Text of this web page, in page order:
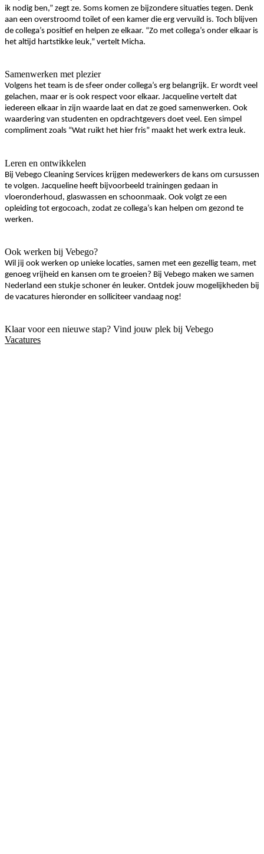
ik nodig ben,” zegt ze. Soms komen ze bijzondere situaties tegen. Denk
aan een overstroomd toilet of een kamer die erg vervuild is. Toch blijven
de collega’s positief en helpen ze elkaar. “Zo met collega’s onder elkaar is
het altijd hartstikke leuk,” vertelt Micha.
Samenwerken met plezier
Volgens het team is de sfeer onder collega’s erg belangrijk. Er wordt veel
gelachen, maar er is ook respect voor elkaar. Jacqueline vertelt dat
iedereen elkaar in zijn waarde laat en dat ze goed samenwerken. Ook
waardering van studenten en opdrachtgevers doet veel. Een simpel
compliment zoals “Wat ruikt het hier fris” maakt het werk extra leuk.
Leren en ontwikkelen
Bij Vebego Cleaning Services krijgen medewerkers de kans om cursussen
te volgen. Jacqueline heeft bijvoorbeeld trainingen gedaan in
vloeronderhoud, glaswassen en schoonmaak. Ook volgt ze een
opleiding tot ergocoach, zodat ze collega’s kan helpen om gezond te
werken.
Ook werken bij Vebego?
Wil jij ook werken op unieke locaties, samen met een gezellig team, met
genoeg vrijheid en kansen om te groeien? Bij Vebego maken we samen
Nederland een stukje schoner én leuker. Ontdek jouw mogelijkheden bij
de vacatures hieronder en solliciteer vandaag nog!
Klaar voor een nieuwe stap? Vind jouw plek bij Vebego
Vacatures